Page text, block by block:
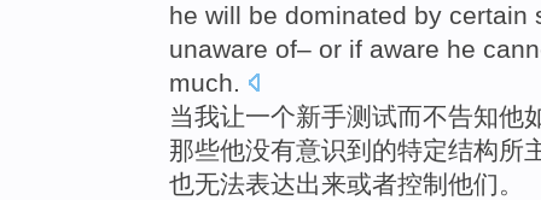
he will be dominated by certain
unaware of– or if aware he
much.
当我让一个新手测试而不告知他
那些他没有意识到 的特定结构所
也无法表达出来或者控制 他们。